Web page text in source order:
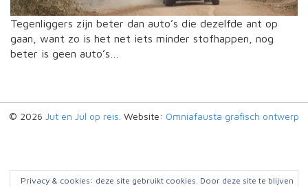
Tegenliggers zijn beter dan auto’s die dezelfde ant op
gaan, want zo is het net iets minder stofhappen, nog
beter is geen auto’s…
© 2026 Jut en Jul op reis . Website: Omniafausta grafisch ontwerp
Privacy & cookies: deze site gebruikt cookies. Door deze site te blijven